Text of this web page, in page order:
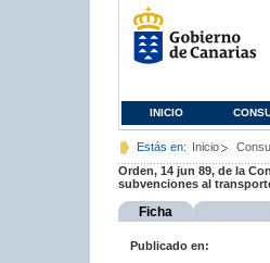
INICIO
Estás en: Inicio
Orden, 14 jun 89, de la
subvenciones al
Ficha
Publicado en: